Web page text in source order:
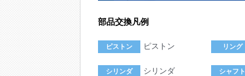
部品交換凡例
ピストン ピストン リング
シリンダ シリンダ シャフト